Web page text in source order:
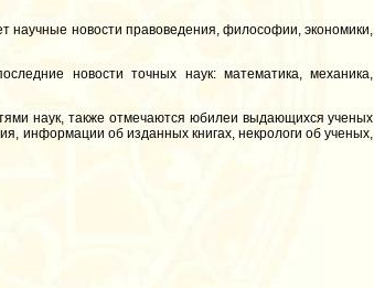
научные новости правоведения, философии, экономики,
новости точных наук: математика, механика,
наук, также отмечаются юбилеи выдающихся ученых
информации об изданных книгах, некрологи об ученых,